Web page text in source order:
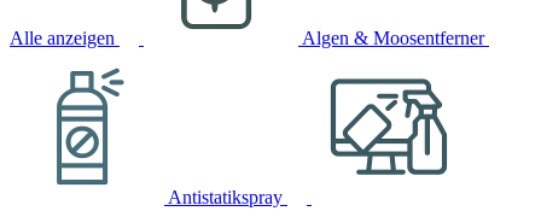
Alle anzeigen Algen & Moosentferner
Antistatikspray